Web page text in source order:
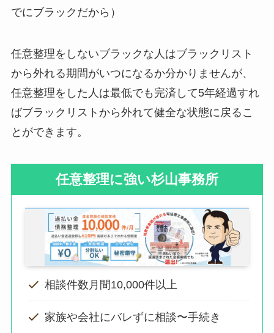
でにブラックだから）
任意整理をしないブラックな人はブラックリスト
から外れる期間がいつになるか分かりませんが、
任意整理をした人は最低でも完済して5年経過すれ
ばブラックリストから外れて健全な状態に戻るこ
とができます。
任意整理に強い杉山事務所
相談件数月間10,000件以上
家族や会社にバレずに相談〜手続き